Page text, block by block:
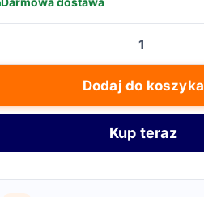
Dodaj do koszyka
Kup teraz